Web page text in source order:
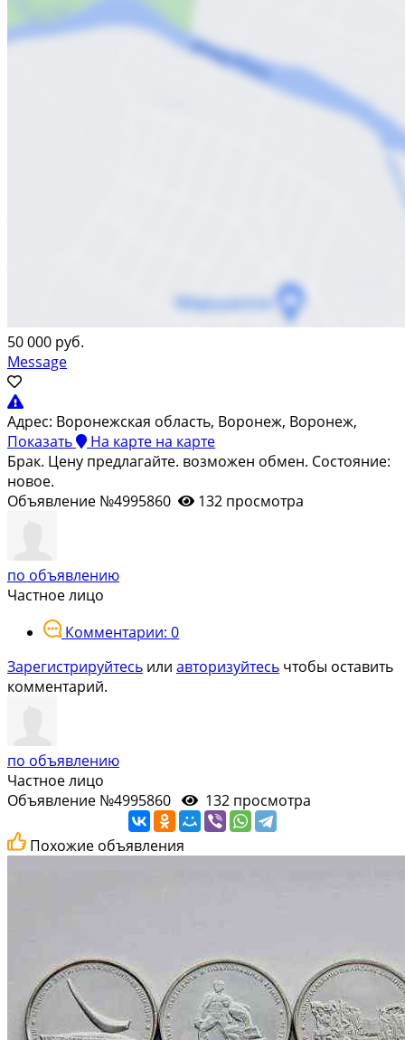
50 000 руб.
Message
Адрес: Воронежская область, Воронеж, Воронеж,
Показать
На карте на карте
Брак. Цену предлагайте. возможен обмен. Состояние:
новое.
Объявление №4995860
132 просмотра
по объявлению
Частное лицо
Комментарии: 0
Зарегистрируйтесь или авторизуйтесь чтобы оставить
комментарий.
по объявлению
Частное лицо
Объявление №4995860
132 просмотра
Похожие объявления